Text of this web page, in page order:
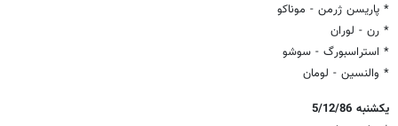
* پاریسن ژرمن - موناکو
* رن - لوران
* استراسبورگ - سوشو
* والنسین - لومان
یکشنبه 5/12/86